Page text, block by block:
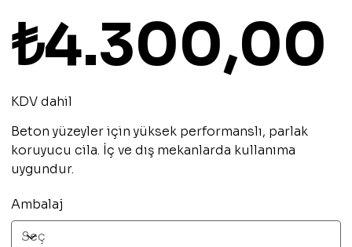
₺4.300,00
KDV dahil
Beton yüzeyler için yüksek performanslı, parlak
koruyucu cila. İç ve dış mekanlarda kullanıma
uygundur.
Ambalaj